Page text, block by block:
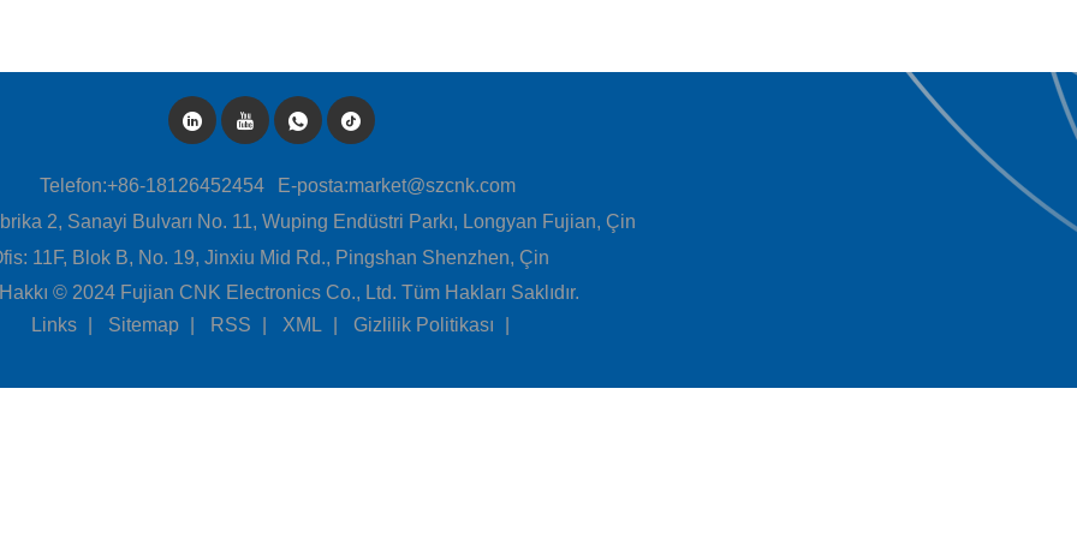
Telefon:+86-18126452454 E-posta:market@szcnk.com
2, Sanayi Bulvarı No. 11, Wuping Endüstri Parkı, Longyan Fujian, Çin
11F, Blok B, No. 19, Jinxiu Mid Rd., Pingshan Shenzhen, Çin
© 2024 Fujian CNK Electronics Co., Ltd. Tüm Hakları Saklıdır.
Links
Sitemap RSS XML Gizlilik Politikası